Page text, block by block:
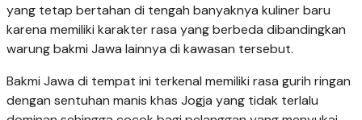
yang tetap bertahan di tengah banyaknya kuliner baru
karena memiliki karakter rasa yang berbeda dibandingkan
warung bakmi Jawa lainnya di kawasan tersebut.
Bakmi Jawa di tempat ini terkenal memiliki rasa gurih ringan
dengan sentuhan manis khas Jogja yang tidak terlalu